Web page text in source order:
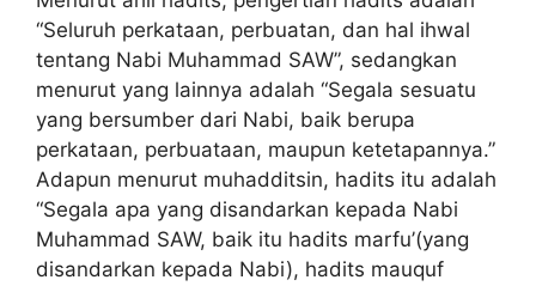
“Seluruh perkataan, perbuatan, dan hal ihwal
tentang Nabi Muhammad SAW”, sedangkan
menurut yang lainnya adalah “Segala sesuatu
yang bersumber dari Nabi, baik berupa
perkataan, perbuataan, maupun ketetapannya.”
Adapun menurut muhadditsin, hadits itu adalah
“Segala apa yang disandarkan kepada Nabi
Muhammad SAW, baik itu hadits marfu’(yang
disandarkan kepada Nabi), hadits mauquf